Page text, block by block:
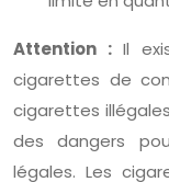
Attention : Il
cigarettes de
cigarettes
des dangers
légales. Les